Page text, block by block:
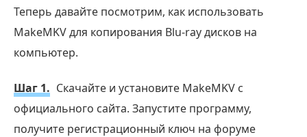
Теперь давайте посмотрим, как использовать
MakeMKV для копирования Blu-ray дисков на
компьютер.
Шаг 1. Скачайте и установите MakeMKV с
официального сайта. Запустите программу,
получите регистрационный ключ на форуме